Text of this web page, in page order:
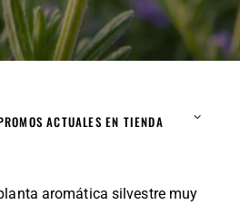
aromática silvestre muy
ACTUALES EN TIENDA